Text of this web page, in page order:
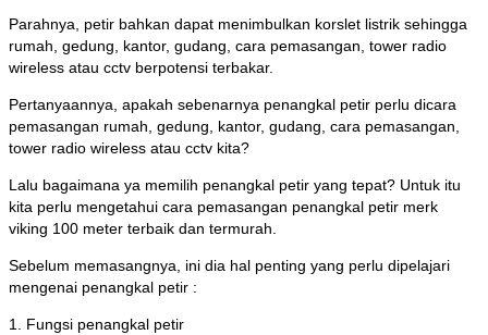
Parahnya, petir bahkan dapat menimbulkan korslet listrik sehingga
rumah, gedung, kantor, gudang, cara pemasangan, tower radio
wireless atau cctv berpotensi terbakar.
Pertanyaannya, apakah sebenarnya penangkal petir perlu dicara
pemasangan rumah, gedung, kantor, gudang, cara pemasangan,
tower radio wireless atau cctv kita?
Lalu bagaimana ya memilih penangkal petir yang tepat? Untuk itu
kita perlu mengetahui cara pemasangan penangkal petir merk
viking 100 meter terbaik dan termurah.
Sebelum memasangnya, ini dia hal penting yang perlu dipelajari
mengenai penangkal petir :
1. Fungsi penangkal petir